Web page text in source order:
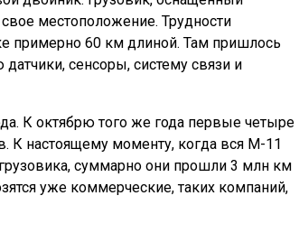
местоположение. Трудности
примерно 60 км длиной. Там пришлось
сенсоры, систему связи и
К октябрю того же года первые четыре
К настоящему моменту, когда вся М-11
суммарно они прошли 3 млн км
уже коммерческие, таких компаний,